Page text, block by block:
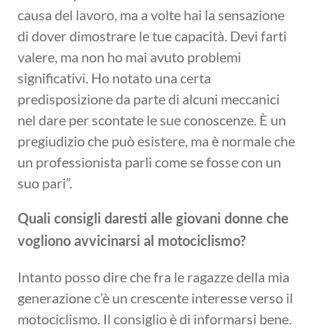
causa del lavoro, ma a volte hai la sensazione
di dover dimostrare le tue capacità. Devi farti
valere, ma non ho mai avuto problemi
significativi. Ho notato una certa
predisposizione da parte di alcuni meccanici
nel dare per scontate le sue conoscenze. È un
pregiudizio che può esistere, ma è normale che
un professionista parli come se fosse con un
suo pari”.
Quali consigli daresti alle giovani donne che
vogliono avvicinarsi al motociclismo?
Intanto posso dire che fra le ragazze della mia
generazione c’è un crescente interesse verso il
motociclismo. Il consiglio è di informarsi bene.